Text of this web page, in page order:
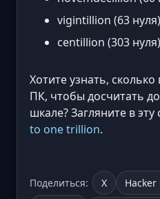
vigintillion (63 нуля)
centillion (303 нуля)
Хотите узнать,
ПК, чтобы досчитать
шкале? Загляните в эту
to one trillion.
Поделиться: X Hacker